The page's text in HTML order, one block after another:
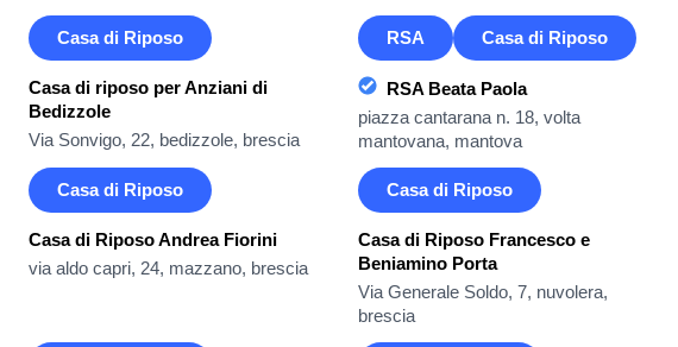
Casa di Riposo
Casa di riposo per Anziani di
Bedizzole
Via Sonvigo, 22, bedizzole, brescia
RSA Casa di Riposo
RSA Beata Paola
piazza cantarana n. 18, volta
mantovana, mantova
Casa di Riposo
Casa di Riposo Andrea Fiorini
via aldo capri, 24, mazzano, brescia
Casa di Riposo
Casa di Riposo Francesco e
Beniamino Porta
Via Generale Soldo, 7, nuvolera,
brescia